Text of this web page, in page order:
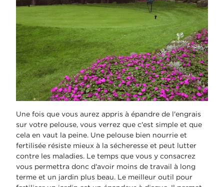
Une fois que vous aurez appris à épandre de l'engrais
sur votre pelouse, vous verrez que c'est simple et que
cela en vaut la peine. Une pelouse bien nourrie et
fertilisée résiste mieux à la sécheresse et peut lutter
contre les maladies. Le temps que vous y consacrez
vous permettra donc d'avoir moins de travail à long
terme et un jardin plus beau. Le meilleur outil pour